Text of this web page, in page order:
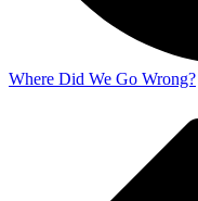
Where Did We Go Wrong?